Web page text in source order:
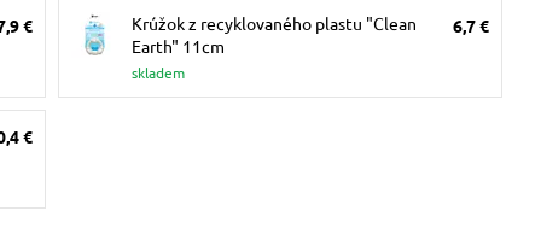
€
Krúžok z recyklovaného plastu "Clean
Earth" 11cm
skladem
6,7 €
€